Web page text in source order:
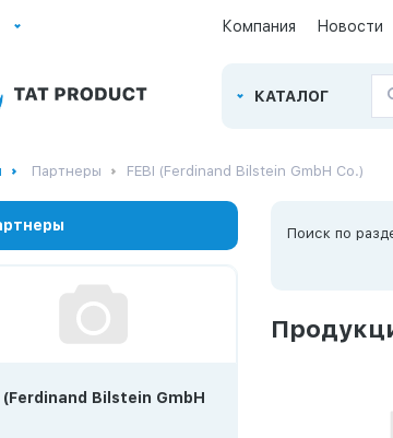
Компания Новости
КАТАЛОГ
Партнеры FEBI (Ferdinand Bilstein GmbH Co.)
(Ferdinand Bilstein GmbH
Поиск по